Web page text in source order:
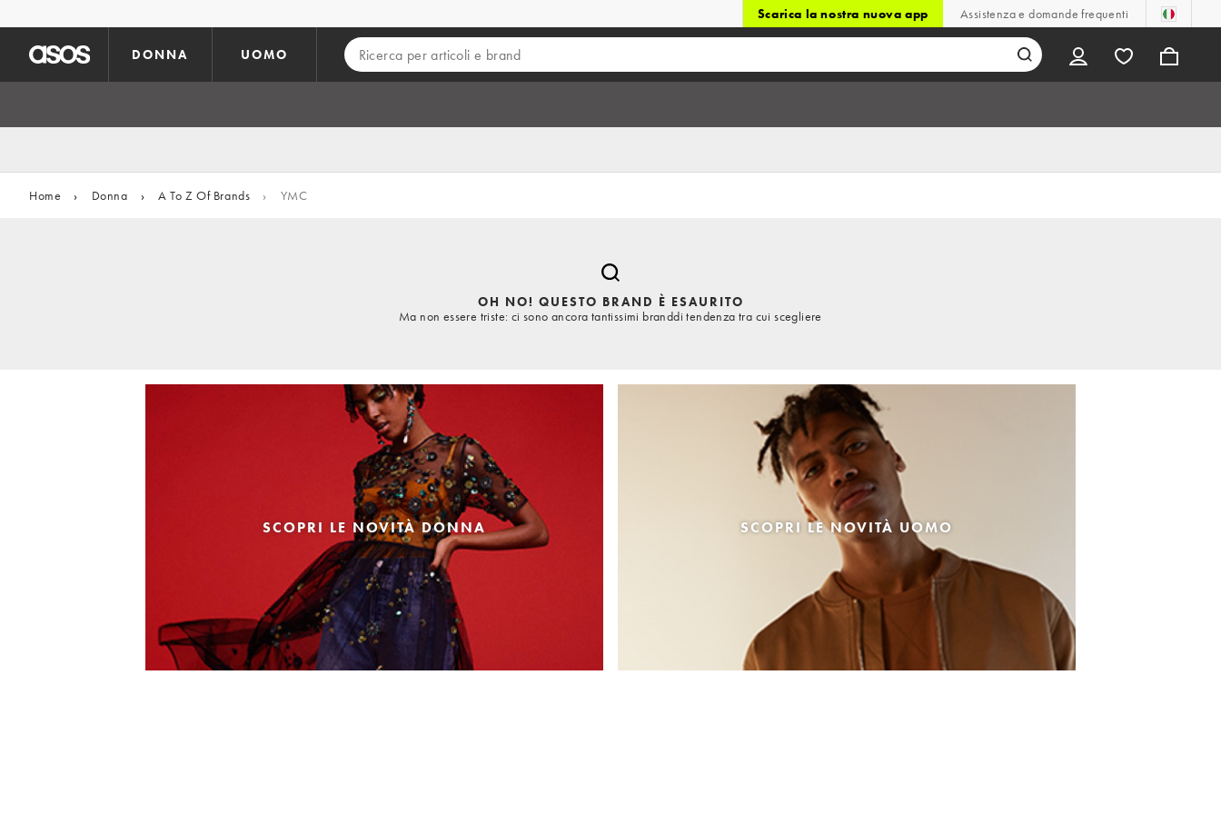
Scarica la nostra nuova app Assistenza e domande frequenti
DONNA UOMO
Home › Donna › A To Z Of Brands › YMC
OH NO! QUESTO BRAND È ESAURITO
Ma non essere triste: ci sono ancora tantissimi branddi tendenza tra cui scegliere
SCOPRI LE NOVITÀ DONNA SCOPRI LE NOVITÀ UOMO